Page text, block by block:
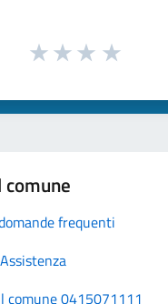
frequenti
comune 0415071111